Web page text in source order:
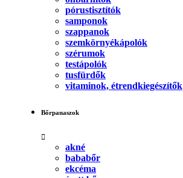
pórustisztítók
samponok
szappanok
szemkörnyékápolók
szérumok
testápolók
tusfürdők
vitaminok, étrendkiegészítők
Bőrpanaszok
akné
bababőr
ekcéma